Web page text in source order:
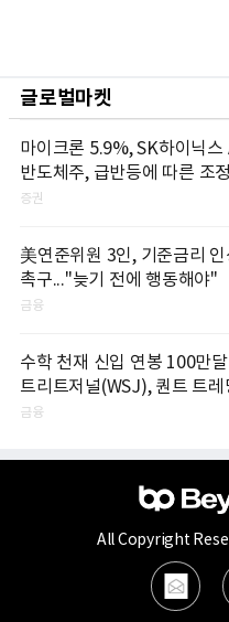
글로벌마켓
마이크론 5.9%, SK하이닉스
반도체주, 급반등에 따른 조
증권
美연준위원 3인, 기준금리
촉구..."늦기 전에 행동해야"
금융
수학 천재 신입 연봉 100만
트리트저널(WSJ), 퀀트 트
업들 인재 확보 경쟁
금융
All Copyright